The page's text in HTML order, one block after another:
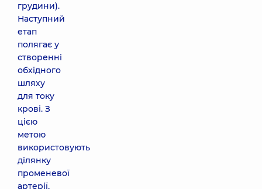
грудини).
Наступний
етап
полягає у
створенні
обхідного
шляху
для току
крові. З
цією
метою
використовують
ділянку
променевої
артерії,